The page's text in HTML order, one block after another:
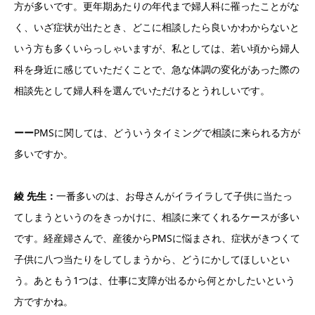
方が多いです。更年期あたりの年代まで婦人科に罹ったことがな
く、いざ症状が出たとき、どこに相談したら良いかわからないと
いう方も多くいらっしゃいますが、私としては、若い頃から婦人
科を身近に感じていただくことで、急な体調の変化があった際の
相談先として婦人科を選んでいただけるとうれしいです。
ーーPMSに関しては、どういうタイミングで相談に来られる方が
多いですか。
綾 先生： 一番多いのは、お母さんがイライラして子供に当たっ
てしまうというのをきっかけに、相談に来てくれるケースが多い
です。経産婦さんで、産後からPMSに悩まされ、症状がきつくて
子供に八つ当たりをしてしまうから、どうにかしてほしいとい
う。あともう1つは、仕事に支障が出るから何とかしたいという
方ですかね。